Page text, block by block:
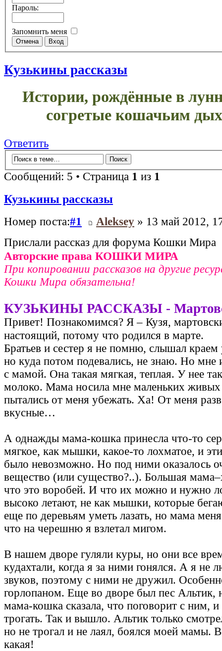
Пароль:
Запомнить меня
Кузькины рассказы
Истории, рождённые в
согретые кошачьим
Ответить
Сообщений: 5 • Страница 1 из 1
Кузькины рассказы
Номер поста:#1 Aleksey » 13 май 2012,
Прислали рассказ для форума Кошки Мира
Авторские права КОШКИ МИРА
При копировании рассказов на другие
Кошки Мира обязательна!
КУЗЬКИНЫ РАССКАЗЫ -
Привет! Познакомимся? Я – Кузя,
настоящий, потому что родился в марте.
Братьев и сестер я не помню, слышал
но куда потом подевались, не знаю. Но
с мамой. Она такая мягкая, теплая. У нее
молоко. Мама носила мне маленьких
пытались от меня убежать. Ха! От меня
вкусные…
А однажды мама-кошка принесла что-то
мягкое, как мышки, какое-то лохматое, и
было невозможно. Но под ними оказалось
вещество (или существо?..). Большая
что это воробей. И что их можно и нужно
высоко летают, не как мышки, которые
еще по деревьям уметь лазать, но мама
что на черешню я взлетал мигом.
В нашем дворе гуляли куры, но они все
кудахтали, когда я за ними гонялся. А я не
звуков, поэтому с ними не дружил.
горлопаном. Еще во дворе был пес Альтик,
мама-кошка сказала, что поговорит с ним,
трогать. Так и вышло. Альтик только
но не трогал и не лаял, боялся моей мамы.
какая!